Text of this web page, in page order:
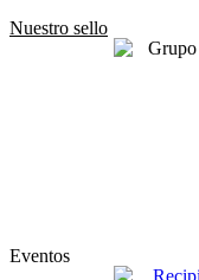
Nuestro sello
Eventos